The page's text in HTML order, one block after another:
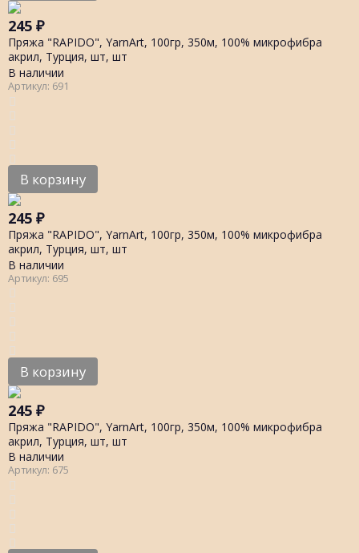
245 ₽
Пряжа "RAPIDO", YarnArt, 100гр, 350м, 100% микрофибра
акрил, Турция, шт, шт
В наличии
Артикул: 691
В корзину
245 ₽
Пряжа "RAPIDO", YarnArt, 100гр, 350м, 100% микрофибра
акрил, Турция, шт, шт
В наличии
Артикул: 695
В корзину
245 ₽
Пряжа "RAPIDO", YarnArt, 100гр, 350м, 100% микрофибра
акрил, Турция, шт, шт
В наличии
Артикул: 675